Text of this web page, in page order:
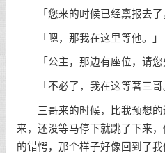
「您来的时候已经禀报去了
「嗯，那我在这里等他。」
「公主，那边有座位，请您
「不必了，我在这等著三哥
三哥来的时候，比我预想的
来，还没等马停下就跳了下来
的错愕，那个样子好像回到了